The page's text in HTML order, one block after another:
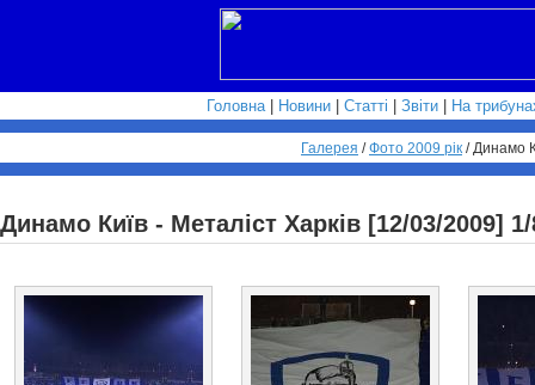
Головна| Новини Статті Звіти На
Галерея /Фото 2009 рік / Динамо
Динамо Київ - Металіст Харків [12/03/2009]